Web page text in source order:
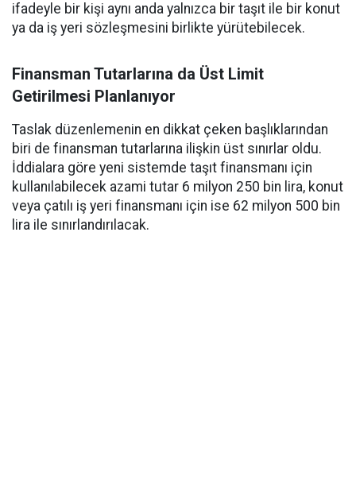
ifadeyle bir kişi aynı anda yalnızca bir taşıt ile bir konut
ya da iş yeri sözleşmesini birlikte yürütebilecek.
Finansman Tutarlarına da Üst Limit
Getirilmesi Planlanıyor
Taslak düzenlemenin en dikkat çeken başlıklarından
biri de finansman tutarlarına ilişkin üst sınırlar oldu.
İddialara göre yeni sistemde taşıt finansmanı için
kullanılabilecek azami tutar 6 milyon 250 bin lira, konut
veya çatılı iş yeri finansmanı için ise 62 milyon 500 bin
lira ile sınırlandırılacak.